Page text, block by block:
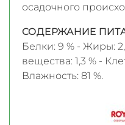
осадочного
СОДЕРЖАНИЕ
Белки: 9 % - Жиры:
вещества: 1,3 % -
Влажность: 81 %.